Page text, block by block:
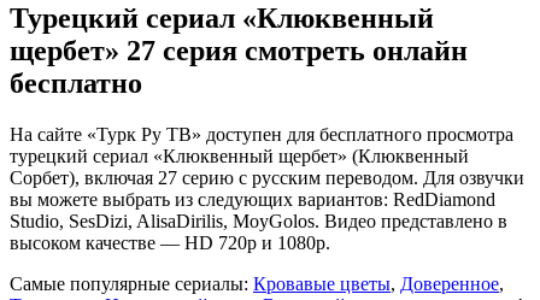
Турецкий сериал «Клюквенный
щербет» 27 серия смотреть онлайн
бесплатно
На сайте «Турк Ру ТВ» доступен для бесплатного просмотра
турецкий сериал «Клюквенный щербет» (Клюквенный
Сорбет), включая 27 серию с русским переводом. Для озвучки
вы можете выбрать из следующих вариантов: RedDiamond
Studio, SesDizi, AlisaDirilis, MoyGolos. Видео представлено в
высоком качестве — HD 720p и 1080p.
Самые популярные сериалы: Кровавые цветы, Доверенное,